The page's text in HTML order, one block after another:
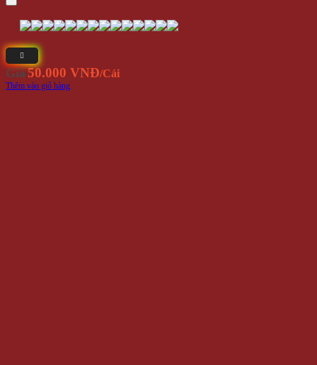
Giá50.000 VNĐ/Cái
Thêm vào giỏ hàng